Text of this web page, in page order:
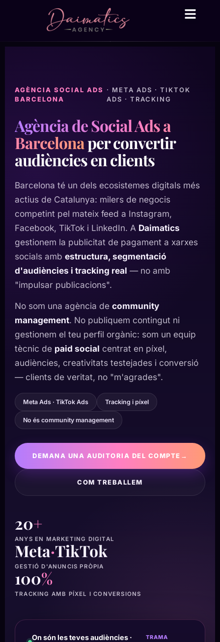
AGÈNCIA SOCIAL ADS
BARCELONA
· META ADS · TIKTOK
ADS · TRACKING
Agència de Social Ads a
Barcelonaper convertir
audiències en clients
Barcelona té un dels ecosistemes digitals més
actius de Catalunya: milers de negocis
competint pel mateix feed a Instagram,
Facebook, TikTok i LinkedIn. A Daimatics
gestionem la publicitat de pagament a xarxes
socials amb estructura, segmentació
d'audiències i tracking real — no amb
"impulsar publicacions".
No som una agència de community
management. No publiquem contingut ni
gestionem el teu perfil orgànic: som un equip
tècnic de paid social centrat en píxel,
audiències, creativitats testejades i conversió
— clients de veritat, no "m'agrades".
Meta Ads · TikTok Ads Tracking i píxel
No és community management
DEMANA UNA AUDITORIA DEL COMPTE →
COM TREBALLEM
20+
ANYS EN MARKETING DIGITAL
Meta·TikTok
GESTIÓ D'ANUNCIS PRÒPIA
100%
TRACKING AMB PÍXEL I CONVERSIONS
On són les teves audiències ·
TRAMA
Daima Business AI
● En línia